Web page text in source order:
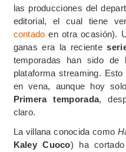
las producciones del
editorial, el cual tiene
contado en otra ocasión).
ganas era la reciente
temporadas han sido
plataforma streaming.
en vena, aunque hoy
Primera temporada,
claro.
La villana conocida como
Kaley Cuoco) ha